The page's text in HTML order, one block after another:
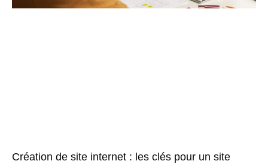
Création de site internet : les clés pour un site